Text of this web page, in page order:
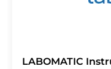
LABOMATIC